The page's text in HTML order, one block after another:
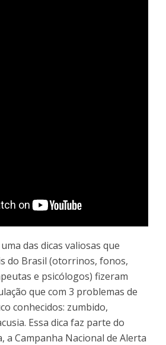
das dicas valiosas que
do Brasil (otorrinos, fonos,
e psicólogos) fizeram
que com 3 problemas de
conhecidos: zumbido,
Essa dica faz parte do
a Campanha Nacional de Alerta